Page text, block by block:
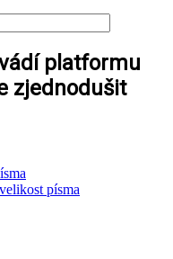
platformu
zjednodušit
písma